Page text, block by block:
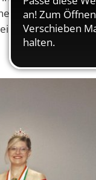
der beiden